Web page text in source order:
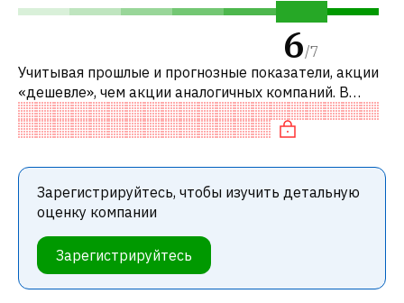
6/7
Учитывая прошлые и прогнозные показатели, акции
«дешевле», чем акции аналогичных компаний. В
частности, акция компании разумно оценена по P/E,
справедливо оценена по EV/E
Зарегистрируйтесь, чтобы изучить детальную
оценку компании
Зарегистрируйтесь